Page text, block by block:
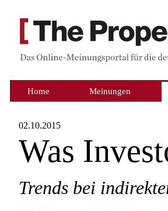
Home Meinungen
02.10.2015
Was
Trends bei